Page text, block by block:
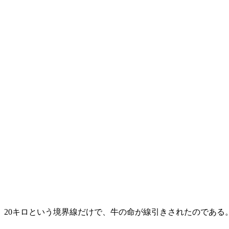
20キロという境界線だけで、牛の命が線引きされたのである